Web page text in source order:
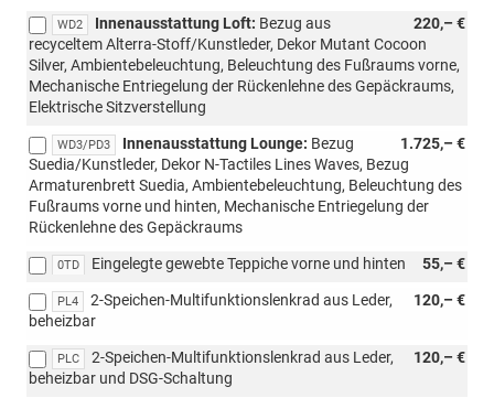
mit
PWC/WD4/WD5)
WD2 220,– €
Innenausstattung Loft: Bezug aus
recyceltem Alterra-Stoff/Kunstleder, Dekor Mutant Cocoon
Silver, Ambientebeleuchtung, Beleuchtung des Fußraums vorne,
Mechanische Entriegelung der Rückenlehne des Gepäckraums,
Elektrische Sitzverstellung
WD3/PD3 1.725,– €
Innenausstattung Lounge: Bezug
Suedia/Kunstleder, Dekor N-Tactiles Lines Waves, Bezug
Armaturenbrett Suedia, Ambientebeleuchtung, Beleuchtung des
Fußraums vorne und hinten, Mechanische Entriegelung der
Rückenlehne des Gepäckraums
0TD 55,– €
Eingelegte gewebte Teppiche vorne und hinten
PL4 120,– €
2-Speichen-Multifunktionslenkrad aus Leder,
beheizbar
PLC 120,– €
2-Speichen-Multifunktionslenkrad aus Leder,
beheizbar und DSG-Schaltung